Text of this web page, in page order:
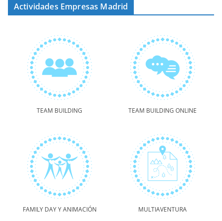
Actividades Empresas Madrid
TEAM BUILDING TEAM BUILDING ONLINE
FAMILY DAY Y ANIMACIÓN MULTIAVENTURA